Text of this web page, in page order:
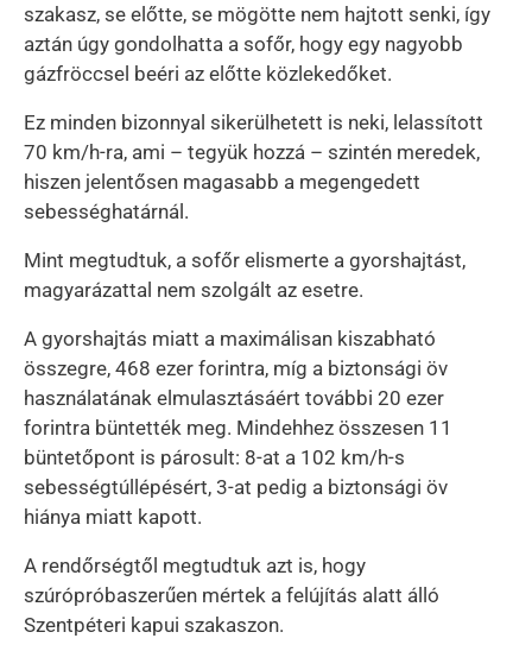
szakasz, se előtte, se mögötte nem hajtott senki, így
aztán úgy gondolhatta a sofőr, hogy egy nagyobb
gázfröccsel beéri az előtte közlekedőket.
Ez minden bizonnyal sikerülhetett is neki, lelassított
70 km/h-ra, ami – tegyük hozzá – szintén meredek,
hiszen jelentősen magasabb a megengedett
sebességhatárnál.
Mint megtudtuk, a sofőr elismerte a gyorshajtást,
magyarázattal nem szolgált az esetre.
A gyorshajtás miatt a maximálisan kiszabható
összegre, 468 ezer forintra, míg a biztonsági öv
használatának elmulasztásáért további 20 ezer
forintra büntették meg. Mindehhez összesen 11
büntetőpont is párosult: 8-at a 102 km/h-s
sebességtúllépésért, 3-at pedig a biztonsági öv
hiánya miatt kapott.
A rendőrségtől megtudtuk azt is, hogy
szúrópróbaszerűen mértek a felújítás alatt álló
Szentpéteri kapui szakaszon.